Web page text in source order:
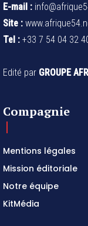
E-mail :
Site :
Tel : +33 7 54 04 32
Edité par GROUPE
Compagnie
Mentions légales
Mission éditoriale
Notre équipe
KitMédia